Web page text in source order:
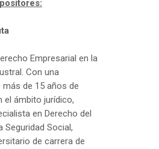
Empresarial en la
Con una
de 15 años de
el ámbito jurídico,
en Derecho del
Seguridad Social,
de carrera de